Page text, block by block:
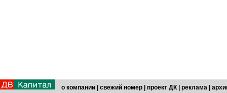
о компании свежий номер проект ДК реклама